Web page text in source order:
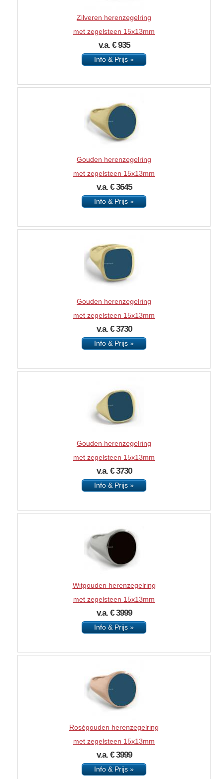
Zilveren herenzegelring
met zegelsteen 15x13mm
v.a. € 935
Info & Prijs »
Gouden herenzegelring
met zegelsteen 15x13mm
v.a. € 3645
Info & Prijs »
Gouden herenzegelring
met zegelsteen 15x13mm
v.a. € 3730
Info & Prijs »
Gouden herenzegelring
met zegelsteen 15x13mm
v.a. € 3730
Info & Prijs »
Witgouden herenzegelring
met zegelsteen 15x13mm
v.a. € 3999
Info & Prijs »
Roségouden herenzegelring
met zegelsteen 15x13mm
v.a. € 3999
Info & Prijs »